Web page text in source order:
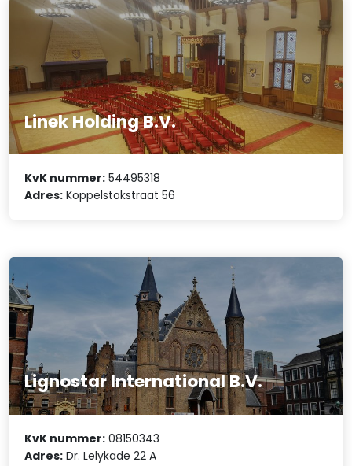
Linek Holding B.V.
KvK nummer: 54495318
Adres: Koppelstokstraat 56
Lignostar International B.V.
KvK nummer: 08150343
Adres: Dr. Lelykade 22 A